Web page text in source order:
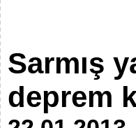
Sarmış